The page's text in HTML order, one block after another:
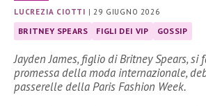
LUCREZIA CIOTTI |29 GIUGNO 2026
BRITNEY SPEARS FIGLI DEI VIP GOSSIP
Jayden James, figlio di Britney Spears, si
promessa della moda internazionale,
passerelle della Paris Fashion Week.